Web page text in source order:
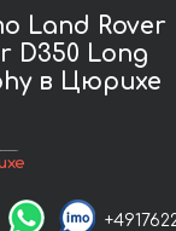
Land Rover
D350 Long
в Цюрихе